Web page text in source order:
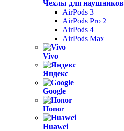
Чехлы для наушников
AirPods 3
AirPods Pro 2
AirPods 4
AirPods Max
Vivo
Яндекс
Google
Honor
Huawei